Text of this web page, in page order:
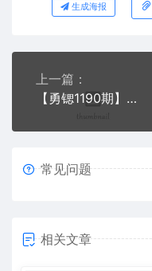
生成海报
上一篇：
【勇锶1190期】一年只能用一次的情人节引流秘籍 租女友服务 流量贼大
常见问题
相关文章